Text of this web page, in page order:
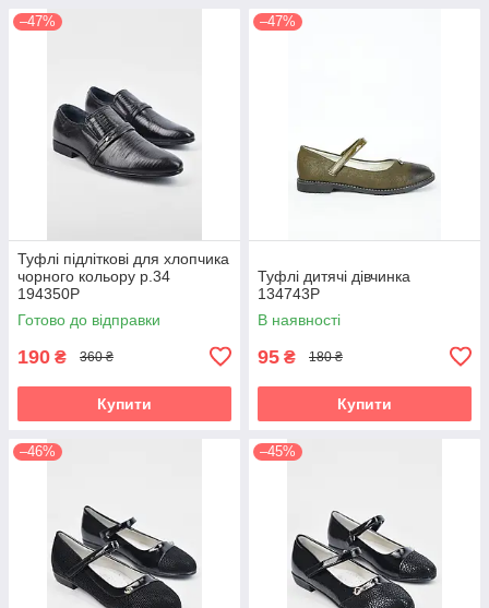
–47%
Туфлі підліткові для хлопчика
чорного кольору р.34
194350P
Готово до відправки
190 ₴ 360 ₴
Купити
–47%
Туфлі дитячі дівчинка
134743P
В наявності
95 ₴ 180 ₴
Купити
–46% –45%